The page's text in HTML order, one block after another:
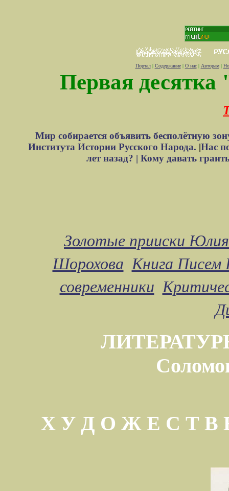
Портал| Содержание| О нас| Авторам|
Первая десятка
Мир собирается объявить бесполётную
Института Истории Русского Народа. |Нас
лет назад? | Кому давать
Золотые прииски
Шорохова Книга Писем
современники
Х У Д О Ж Е С Т